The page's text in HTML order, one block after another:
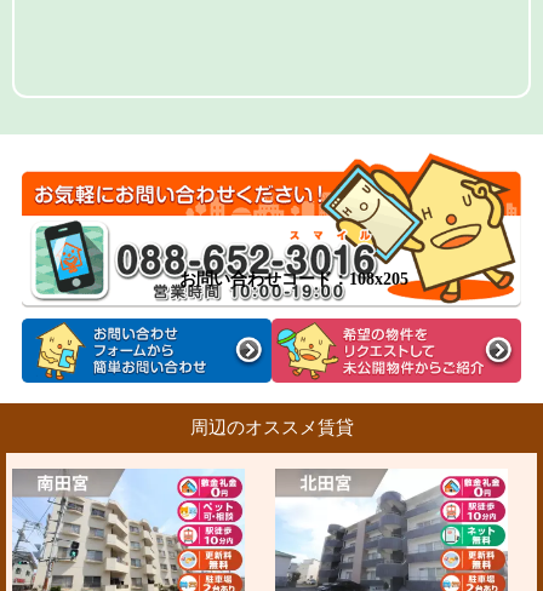
お問い合わせコード：108x205
周辺のオススメ賃貸